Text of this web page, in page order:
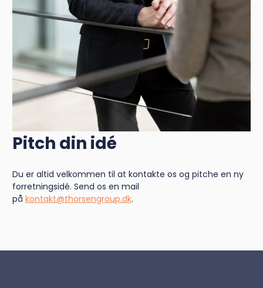
Pitch din idé
Du er altid velkommen til at kontakte os og pitche en ny
forretningsidé. Send os en mail
på kontakt@thorsengroup.dk.